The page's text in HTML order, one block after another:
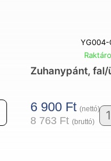
YG004-
Zuhanypánt, fal/
6 900 Ft (nettó)
8 763 Ft (bruttó)